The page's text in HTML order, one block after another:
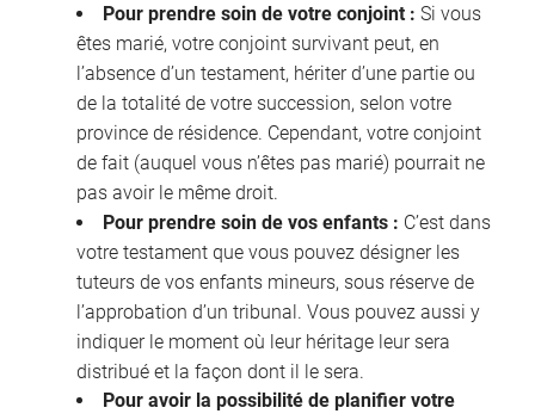
Pour prendre soin de votre conjoint : Si vous
êtes marié, votre conjoint survivant peut, en
l’absence d’un testament, hériter d’une partie ou
de la totalité de votre succession, selon votre
province de résidence. Cependant, votre conjoint
de fait (auquel vous n’êtes pas marié) pourrait ne
pas avoir le même droit.
Pour prendre soin de vos enfants : C’est dans
votre testament que vous pouvez désigner les
tuteurs de vos enfants mineurs, sous réserve de
l’approbation d’un tribunal. Vous pouvez aussi y
indiquer le moment où leur héritage leur sera
distribué et la façon dont il le sera.
Pour avoir la possibilité de planifier votre